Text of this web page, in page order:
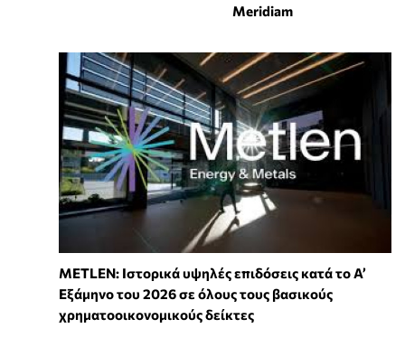
Meridiam
METLEN: Ιστορικά υψηλές επιδόσεις κατά το Α’
Εξάμηνο του 2026 σε όλους τους βασικούς
χρηματοοικονομικούς δείκτες